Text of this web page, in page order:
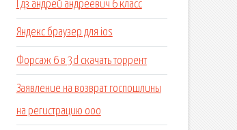
Гдз андрей андреевич 6 класс
Яндекс браузер для ios
Форсаж 6 в 3d скачать торрент
Заявление на возврат госпошлины
на регистрацию ооо